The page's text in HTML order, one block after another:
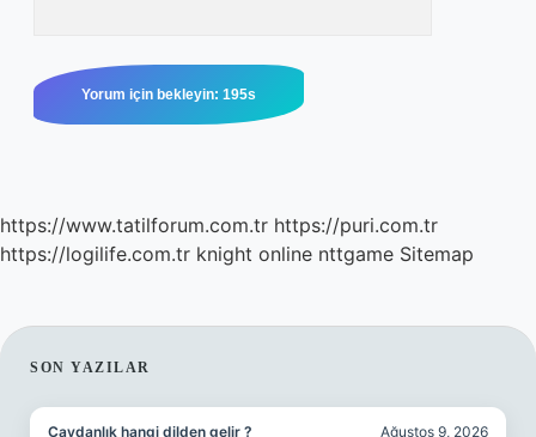
https://www.tatilforum.com.tr https://puri.com.tr
https://logilife.com.tr knight online nttgame Sitemap
SIDEBAR
SON YAZILAR
Çaydanlık hangi dilden gelir ? Ağustos 9, 2026